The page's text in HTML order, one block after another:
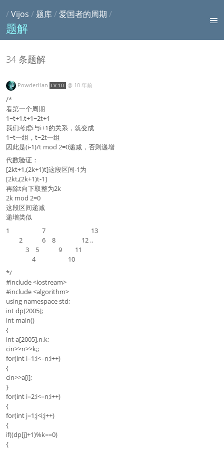
/Vijos / 题库/爱国者的周期 /
题解
34 条题解
PowderHan LV 10 @ 10 年前
/*
看第一个周期
1~t+1,t+1~2t+1
我们考虑i与i+1的关系，就变成
1~t一组，t~2t一组
因此是(i-1)/t mod 2=0递减，否则递增
代数验证：
[2kt+1,(2k+1)t]这段区间-1为
[2kt,(2k+1)t-1]
再除t向下取整为2k
2k mod 2=0
这段区间递减
递增类似
1 7 13
2 6 8 12 ..
3 5 9 11
4 10
*/
#include <iostream>
#include <algorithm>
using namespace std;
int dp[2005];
int main()
{
int a[2005],n,k;
cin>>n>>k;;
for(int i=1;i<=n;i++)
{
cin>>a[i];
}
for(int i=2;i<=n;i++)
{
for(int j=1;j<i;j++)
{
if((dp[j]+1)%k==0)
{